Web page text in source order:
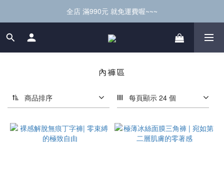
全店 滿990元 就免運費喔~~~
內褲區
商品排序 每頁顯示 24 個